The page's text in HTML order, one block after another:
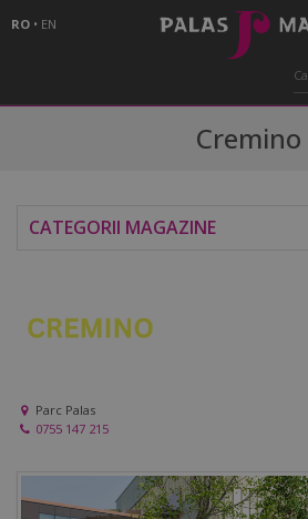
RO • EN
Cremino
CATEGORII MAGAZINE
Parc Palas
0755 147 215